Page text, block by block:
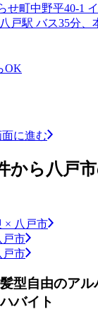
せ町中野平40-1
戸駅 バス35分、
OK
に進む
から八戸
× 八戸市
戸市
戸市
型自由のア
バイト